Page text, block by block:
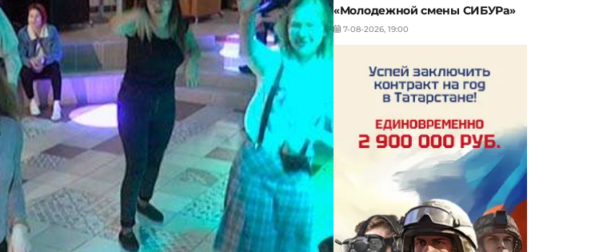
«Молодежной смены СИБУРа»
7-08-2026, 19:00